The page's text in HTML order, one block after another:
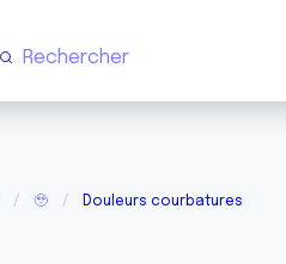
🥹 Douleurs courbatures